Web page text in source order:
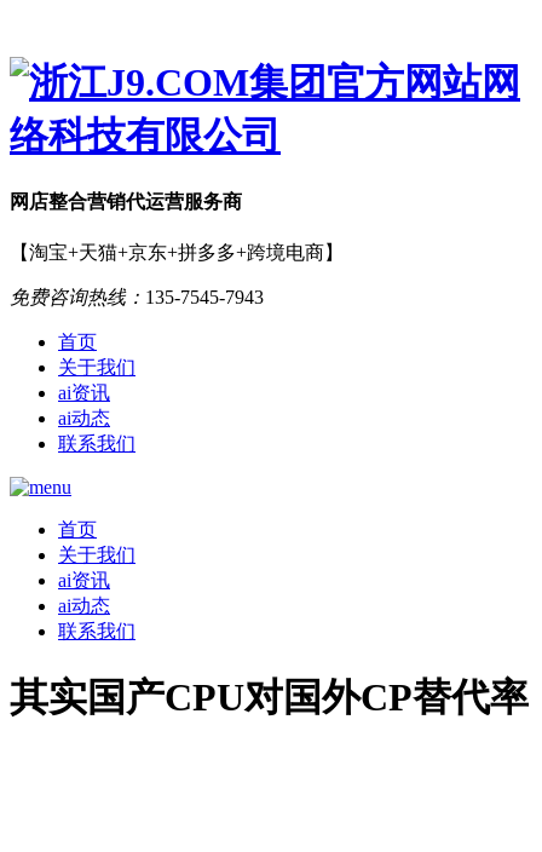
网店整合营销代运营服务商
【淘宝+天猫+京东+拼多多+跨境电商】
免费咨询热线： 135-7545-7943
首页
关于我们
ai资讯
ai动态
联系我们
首页
关于我们
ai资讯
ai动态
联系我们
其实国产CPU对国外CP替代率